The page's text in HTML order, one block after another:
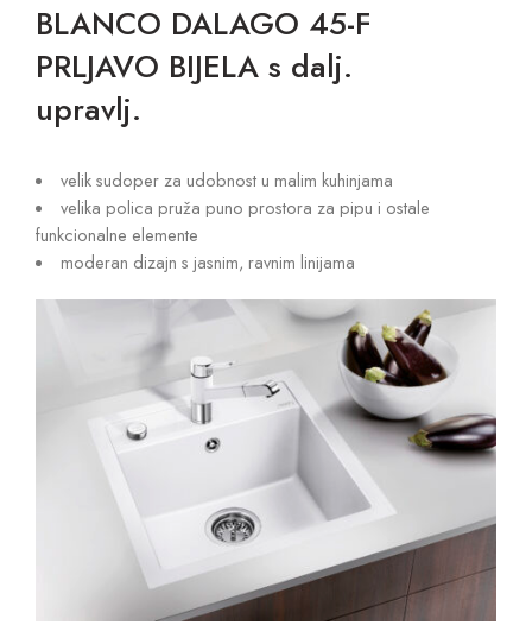
BLANCO DALAGO 45-F
PRLJAVO BIJELA s dalj.
upravlj.
velik sudoper za udobnost u malim kuhinjama
velika polica pruža puno prostora za pipu i ostale
funkcionalne elemente
moderan dizajn s jasnim, ravnim linijama